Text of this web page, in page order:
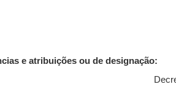
e atribuições ou de designação: